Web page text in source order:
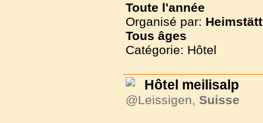
Toute l'année
Organisé par:
Tous âges
Catégorie: Hôtel
Hôtel meilisalp
@Leissigen, Suisse